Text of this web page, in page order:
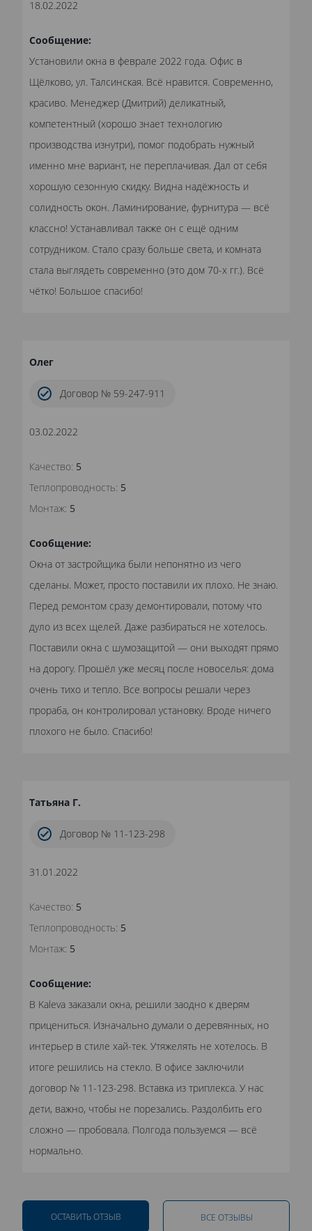
18.02.2022
Сообщение:
Установили окна в феврале 2022 года. Офис в
Щёлково, ул. Талсинская. Всё нравится. Современно,
красиво. Менеджер (Дмитрий) деликатный,
компетентный (хорошо знает технологию
производства изнутри), помог подобрать нужный
именно мне вариант, не переплачивая. Дал от себя
хорошую сезонную скидку. Видна надёжность и
солидность окон. Ламинирование, фурнитура — всё
классно! Устанавливал также он с ещё одним
сотрудником. Стало сразу больше света, и комната
стала выглядеть современно (это дом 70-х гг.). Всё
чётко! Большое спасибо!
Олег
Договор № 59-247-911
03.02.2022
Качество: 5
Теплопроводность: 5
Монтаж: 5
Сообщение:
Окна от застройщика были непонятно из чего
сделаны. Может, просто поставили их плохо. Не знаю.
Перед ремонтом сразу демонтировали, потому что
дуло из всех щелей. Даже разбираться не хотелось.
Поставили окна с шумозащитой — они выходят прямо
на дорогу. Прошёл уже месяц после новоселья: дома
очень тихо и тепло. Все вопросы решали через
прораба, он контролировал установку. Вроде ничего
плохого не было. Спасибо!
Татьяна Г.
Договор № 11-123-298
31.01.2022
Качество: 5
Теплопроводность: 5
Монтаж: 5
Сообщение:
В Kaleva заказали окна, решили заодно к дверям
прицениться. Изначально думали о деревянных, но
интерьер в стиле хай-тек. Утяжелять не хотелось. В
итоге решились на стекло. В офисе заключили
договор № 11-123-298. Вставка из триплекса. У нас
дети, важно, чтобы не порезались. Раздолбить его
сложно — пробовала. Полгода пользуемся — всё
нормально.
ОСТАВИТЬ ОТЗЫВ ВСЕ ОТЗЫВЫ